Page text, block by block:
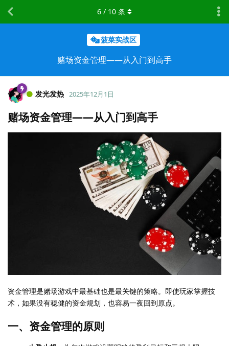
菠菜实战区
赌场资金管理——从入门到高手
6 / 10 条
发光发热 2025年12月1日
赌场资金管理——从入门到高手
资金管理是赌场游戏中最基础也是最关键的策略。即使玩家掌握技
术，如果没有稳健的资金规划，也容易一夜回到原点。
一、资金管理的原则